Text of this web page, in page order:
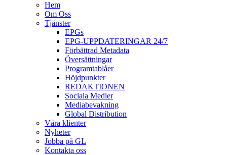
Hem
Om Oss
Tjänster
EPGs
EPG-UPPDATERINGAR 24/7
Förbättrad Metadata
Översättningar
Programtablåer
Höjdpunkter
REDAKTIONEN
Sociala Medier
Mediabevakning
Global Distribution
Våra klienter
Nyheter
Jobba på GL
Kontakta oss